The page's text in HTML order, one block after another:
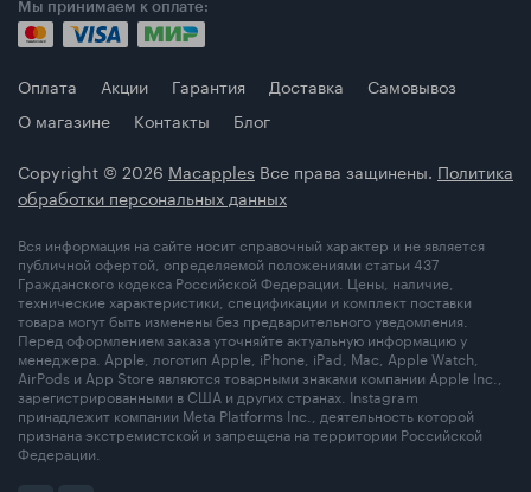
Мы принимаем к оплате:
Оплата Акции Гарантия Доставка
Самовывоз
О магазине
Контакты
Блог
Copyright © 2026 Macapples Все права защинены. Политика
обработки персональных данных
Вся информация на сайте носит справочный характер и не является
публичной офертой, определяемой положениями статьи 437
Гражданского кодекса Российской Федерации. Цены, наличие,
технические характеристики, спецификации и комплект поставки
товара могут быть изменены без предварительного уведомления.
Перед оформлением заказа уточняйте актуальную информацию у
менеджера. Apple, логотип Apple, iPhone, iPad, Mac, Apple Watch,
AirPods и App Store являются товарными знаками компании Apple Inc.,
зарегистрированными в США и других странах. Instagram
принадлежит компании Meta Platforms Inc., деятельность которой
признана экстремистской и запрещена на территории Российской
Федерации.